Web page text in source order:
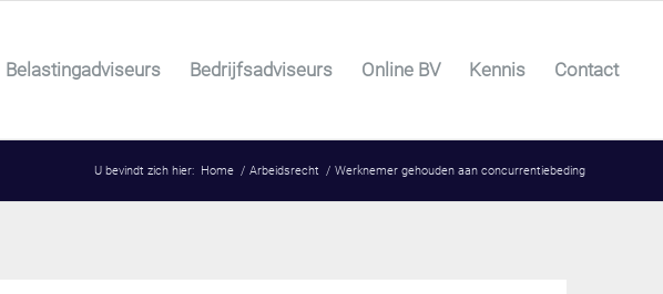
Belastingadviseurs Bedrijfsadviseurs Online BV Kennis Contact
U bevindt zich hier: Home / Arbeidsrecht / Werknemer gehouden aan concurrentiebeding